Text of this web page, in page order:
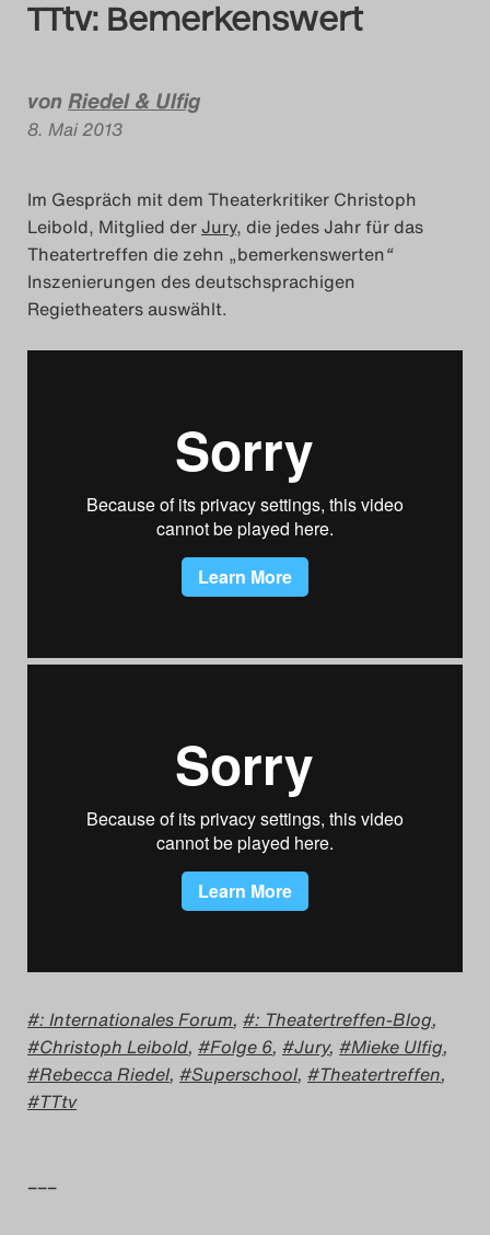
Das Theatertreffen-Blog
2015
Das Theatertreffen-Blog
2016
Das Theatertreffen-Blog
Das Theatertreffen-Blog
2018
Das Theatertreffen-Blog
2018 Alumni
2019
2020
Das Theatertreffen-Blog
2021
Das Theatertreffen-Blog
Das Theatertreffen-Blog
2023
Das Theatertreffen-Blog
TTtv: Bemerkenswert
vonRiedel & Ulfig
8. Mai 2013
Im Gespräch mit dem Theaterkritiker Christoph
Leibold, Mitglied derJury, die jedes Jahr für das
Theatertreffen die zehn „bemerkenswerten“
Inszenierungen des deutschsprachigen
Regietheaters auswählt.
: Internationales Forum, : Theatertreffen-Blog,
Christoph Leibold, Folge 6, Jury, Mieke Ulfig,
Rebecca Riedel, Superschool, Theatertreffen,
TTtv
–––